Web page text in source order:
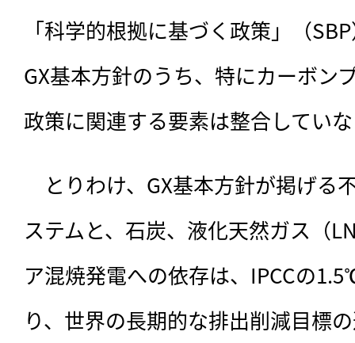
「科学的根拠に基づく政策」（
GX基本方針のうち、特にカーボン
政策に関連する要素は整合してい
とりわけ、GX基本方針が掲げる
ステムと、石炭、液化天然ガス（
ア混焼発電への依存は、IPCCの
り、世界の長期的な排出削減目標